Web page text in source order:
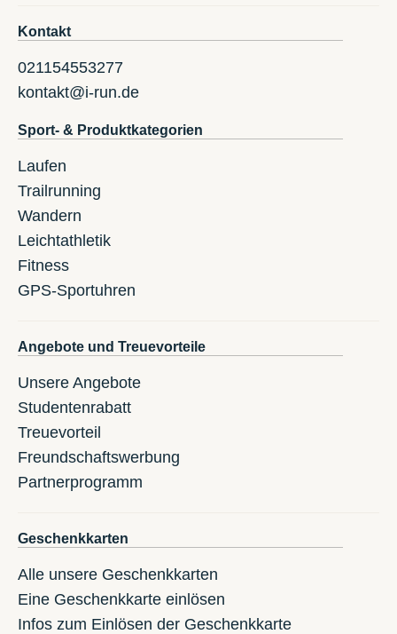
Kontakt
021154553277
kontakt@i-run.de
Sport- & Produktkategorien
Laufen
Trailrunning
Wandern
Leichtathletik
Fitness
GPS-Sportuhren
Angebote und Treuevorteile
Unsere Angebote
Studentenrabatt
Treuevorteil
Freundschaftswerbung
Partnerprogramm
Geschenkkarten
Alle unsere Geschenkkarten
Eine Geschenkkarte einlösen
Infos zum Einlösen der Geschenkkarte